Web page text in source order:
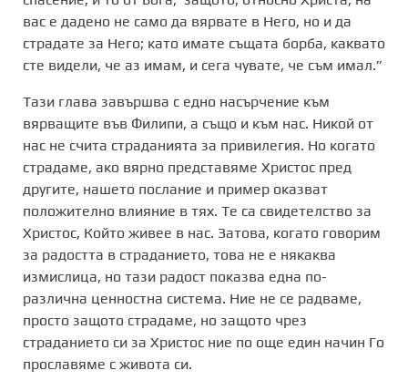
вас е дадено не само да вярвате в Него, но и да
страдате за Него; като имате същата борба, каквато
сте видели, че аз имам, и сега чувате, че съм имал.”
Тази глава завършва с едно насърчение към
вярващите във Филипи, а също и към нас. Никой от
нас не счита страданията за привилегия. Но когато
страдаме, ако вярно представяме Христос пред
другите, нашето послание и пример оказват
положително влияние в тях. Те са свидетелство за
Христос, Който живее в нас. Затова, когато говорим
за радостта в страданието, това не е някаква
измислица, но тази радост показва една по-
различна ценностна система. Ние не се радваме,
просто защото страдаме, но защото чрез
страданието си за Христос ние по още един начин Го
прославяме с живота си.